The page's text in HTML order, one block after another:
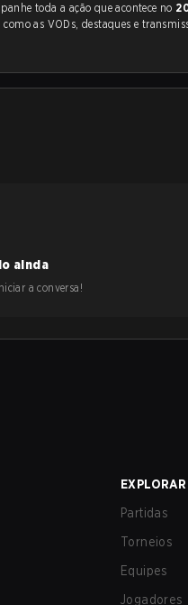
toda a ação que acontece no
assim como as VODs, destaques e
ainda
a conversa!
EXPLORAR
Partidas
Torneios
Equipes
Jogadores